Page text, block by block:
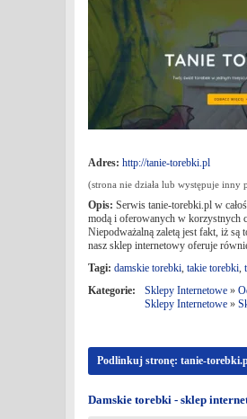
Adres: http://tanie-torebki.pl
(strona nie działa lub występuje inny
Opis: Serwis tanie-torebki.pl w
modą i oferowanych w korzystnych
Niepodważalną zaletą jest fakt, iż są
nasz sklep internetowy oferuje
Tagi: damskie torebki, takie torebki,
Kategorie:
Sklepy Internetowe »
Sklepy Internetowe »
Podlinkuj stronę: tanie-
Damskie torebki - sklep